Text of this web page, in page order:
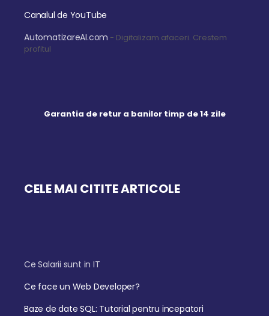
Canalul de YouTube
AutomatizareAI.com - Digitalizam afaceri. Crestem
profitul
Garantia de retur a banilor timp de 14 zile
CELE MAI CITITE ARTICOLE
Ce Salarii sunt in IT
Ce face un Web Developer?
Baze de date SQL: Tutorial pentru incepatori